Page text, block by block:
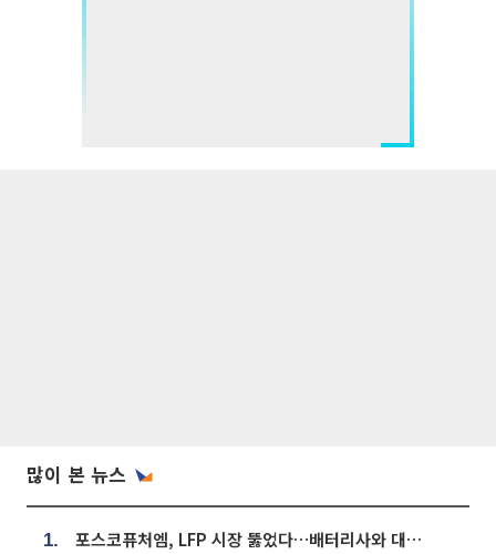
많이 본 뉴스
1. 포스코퓨처엠, LFP 시장 뚫었다…배터리사와 대규모 장기 공급 합의